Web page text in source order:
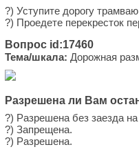
?) Уступите дорогу
?) Проедете перекресток
Вопрос id:17460
Тема/шкала: Дорожная
Разрешена ли Вам
?) Разрешена без заезда на
?) Запрещена.
?) Разрешена.